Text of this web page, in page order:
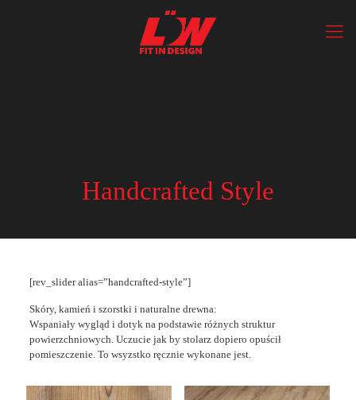
Handcrafted Style
[rev_slider alias=”handcrafted-style”]
Skóry, kamień i szorstki i naturalne drewna:
Wspaniały wygląd i dotyk na podstawie różnych struktur
powierzchniowych. Uczucie jak by stolarz dopiero opuścił
pomieszczenie. To wsyzstko ręcznie wykonane jest.